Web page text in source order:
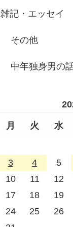
雑記・エッセイ
その他
中年独身男の
月 火 水
3
4 5
10
11 12
17
18 19
24
25 26